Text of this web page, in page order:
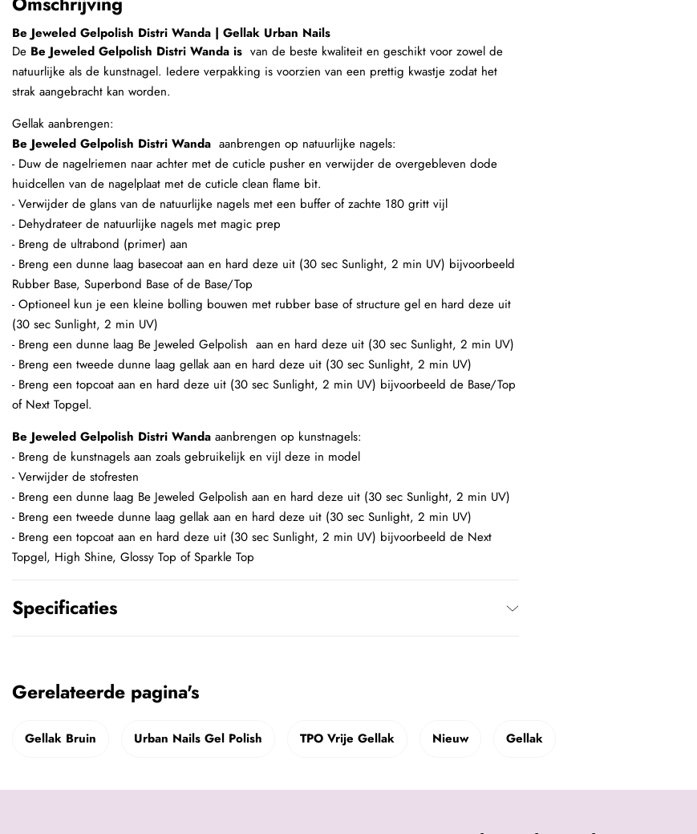
Be Jeweled Gelpolish Distri Wanda | Gellak Urban Nails
De Be Jeweled Gelpolish Distri Wanda is van de beste kwaliteit en geschikt voor zowel de
natuurlijke als de kunstnagel. Iedere verpakking is voorzien van een prettig kwastje zodat het
strak aangebracht kan worden.
Gellak aanbrengen:
Be Jeweled Gelpolish Distri Wanda aanbrengen op natuurlijke nagels:
- Duw de nagelriemen naar achter met de cuticle pusher en verwijder de overgebleven dode
huidcellen van de nagelplaat met de cuticle clean flame bit.
- Verwijder de glans van de natuurlijke nagels met een buffer of zachte 180 gritt vijl
- Dehydrateer de natuurlijke nagels met magic prep
- Breng de ultrabond (primer) aan
- Breng een dunne laag basecoat aan en hard deze uit (30 sec Sunlight, 2 min UV) bijvoorbeeld
Rubber Base, Superbond Base of de Base/Top
- Optioneel kun je een kleine bolling bouwen met rubber base of structure gel en hard deze uit
(30 sec Sunlight, 2 min UV)
- Breng een dunne laag Be Jeweled Gelpolish aan en hard deze uit (30 sec Sunlight, 2 min UV)
- Breng een tweede dunne laag gellak aan en hard deze uit (30 sec Sunlight, 2 min UV)
- Breng een topcoat aan en hard deze uit (30 sec Sunlight, 2 min UV) bijvoorbeeld de Base/Top
of Next Topgel.
Be Jeweled Gelpolish Distri Wanda aanbrengen op kunstnagels:
- Breng de kunstnagels aan zoals gebruikelijk en vijl deze in model
- Verwijder de stofresten
- Breng een dunne laag Be Jeweled Gelpolish aan en hard deze uit (30 sec Sunlight, 2 min UV)
- Breng een tweede dunne laag gellak aan en hard deze uit (30 sec Sunlight, 2 min UV)
- Breng een topcoat aan en hard deze uit (30 sec Sunlight, 2 min UV) bijvoorbeeld de Next
Topgel, High Shine, Glossy Top of Sparkle Top
Specificaties
Gerelateerde pagina's
Gellak Bruin Urban Nails Gel Polish TPO Vrije Gellak Nieuw Gellak